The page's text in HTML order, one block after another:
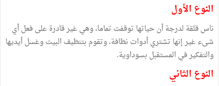
النوع الأول
ناس قلقة لدرجة أن حياتها توقفت تماما، وهي غير قادرة على فعل أي
شىء غير إنها تشتري أدوات نظافة، وتقوم بتنظيف البيت وغسل أيديها
والتفكير في المستقبل بسوداوية.
النوع الثاني